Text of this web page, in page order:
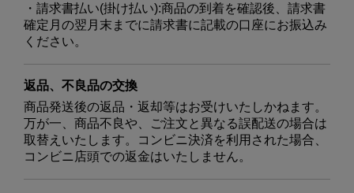
・請求書払い(掛け払い):商品の到着を確認後、請求書
確定月の翌月末までに請求書に記載の口座にお振込み
ください。
返品、不良品の交換
商品発送後の返品・返却等はお受けいたしかねます。
万が一、商品不良や、ご注文と異なる誤配送の場合は
取替えいたします。コンビニ決済を利用された場合、
コンビニ店頭での返金はいたしません。